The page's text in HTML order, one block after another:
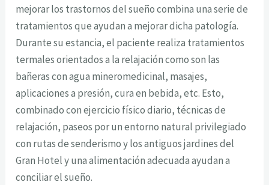
mejorar los trastornos del sueño combina una serie de
tratamientos que ayudan a mejorar dicha patología.
Durante su estancia, el paciente realiza tratamientos
termales orientados a la relajación como son las
bañeras con agua mineromedicinal, masajes,
aplicaciones a presión, cura en bebida, etc. Esto,
combinado con ejercicio físico diario, técnicas de
relajación, paseos por un entorno natural privilegiado
con rutas de senderismo y los antiguos jardines del
Gran Hotel y una alimentación adecuada ayudan a
conciliar el sueño.